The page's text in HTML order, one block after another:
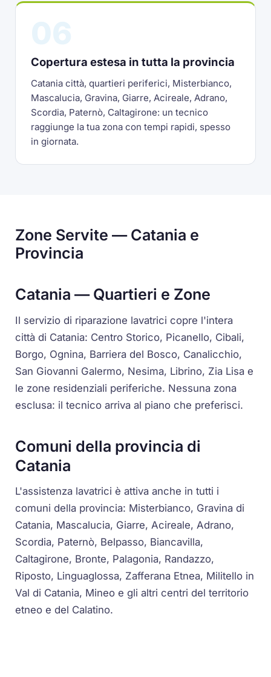
Copertura estesa in tutta la provincia
Catania città, quartieri periferici, Misterbianco,
Mascalucia, Gravina, Giarre, Acireale, Adrano,
Scordia, Paternò, Caltagirone: un tecnico
raggiunge la tua zona con tempi rapidi, spesso
in giornata.
Zone Servite — Catania e
Provincia
Catania — Quartieri e Zone
Il servizio di riparazione lavatrici copre l'intera
città di Catania: Centro Storico, Picanello, Cibali,
Borgo, Ognina, Barriera del Bosco, Canalicchio,
San Giovanni Galermo, Nesima, Librino, Zia Lisa e
le zone residenziali periferiche. Nessuna zona
esclusa: il tecnico arriva al piano che preferisci.
Comuni della provincia di
Catania
L'assistenza lavatrici è attiva anche in tutti i
comuni della provincia: Misterbianco, Gravina di
Catania, Mascalucia, Giarre, Acireale, Adrano,
Scordia, Paternò, Belpasso, Biancavilla,
Caltagirone, Bronte, Palagonia, Randazzo,
Riposto, Linguaglossa, Zafferana Etnea, Militello in
Val di Catania, Mineo e gli altri centri del territorio
etneo e del Calatino.